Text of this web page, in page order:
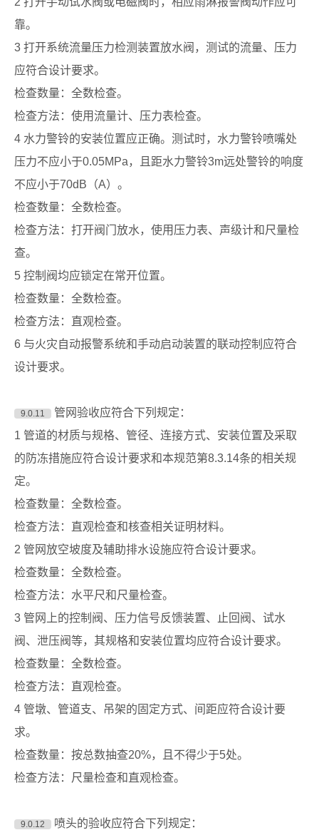
靠。
3 打开系统流量压力检测装置放水阀，测试的流量、压力
应符合设计要求。
检查数量：全数检查。
检查方法：使用流量计、压力表检查。
4 水力警铃的安装位置应正确。测试时，水力警铃喷嘴处
压力不应小于0.05MPa，且距水力警铃3m远处警铃的响度
不应小于70dB（A）。
检查数量：全数检查。
检查方法：打开阀门放水，使用压力表、声级计和尺量检
查。
5 控制阀均应锁定在常开位置。
检查数量：全数检查。
检查方法：直观检查。
6 与火灾自动报警系统和手动启动装置的联动控制应符合
设计要求。
9.0.11
管网验收应符合下列规定：
1 管道的材质与规格、管径、连接方式、安装位置及采取
的防冻措施应符合设计要求和本规范第8.3.14条的相关规
定。
检查数量：全数检查。
检查方法：直观检查和核查相关证明材料。
2 管网放空坡度及辅助排水设施应符合设计要求。
检查数量：全数检查。
检查方法：水平尺和尺量检查。
3 管网上的控制阀、压力信号反馈装置、止回阀、试水
阀、泄压阀等，其规格和安装位置均应符合设计要求。
检查数量：全数检查。
检查方法：直观检查。
4 管墩、管道支、吊架的固定方式、间距应符合设计要
求。
检查数量：按总数抽查20%，且不得少于5处。
检查方法：尺量检查和直观检查。
9.0.12
喷头的验收应符合下列规定：